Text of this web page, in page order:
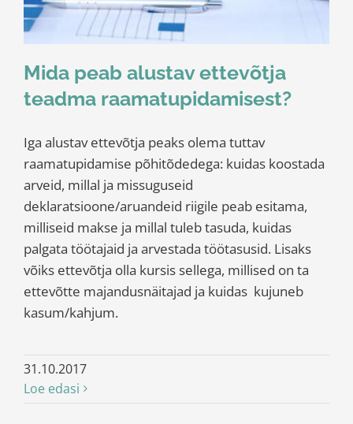
Mida peab alustav ettevõtja
teadma raamatupidamisest?
Iga alustav ettevõtja peaks olema tuttav
raamatupidamise põhitõdedega: kuidas koostada
arveid, millal ja missuguseid
deklaratsioone/aruandeid riigile peab esitama,
milliseid makse ja millal tuleb tasuda, kuidas
palgata töötajaid ja arvestada töötasusid. Lisaks
võiks ettevõtja olla kursis sellega, millised on ta
ettevõtte majandusnäitajad ja kuidas kujuneb
kasum/kahjum.
31.10.2017
Loe edasi